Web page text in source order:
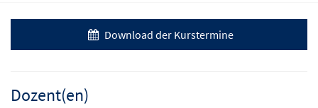
Download der Kurstermine
Dozent(en)